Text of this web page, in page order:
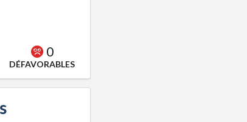
0
DÉFAVORABLES